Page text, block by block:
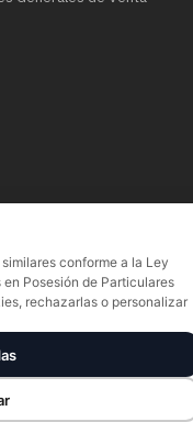
conforme a la Ley
Posesión de Particulares
rechazarlas o personalizar